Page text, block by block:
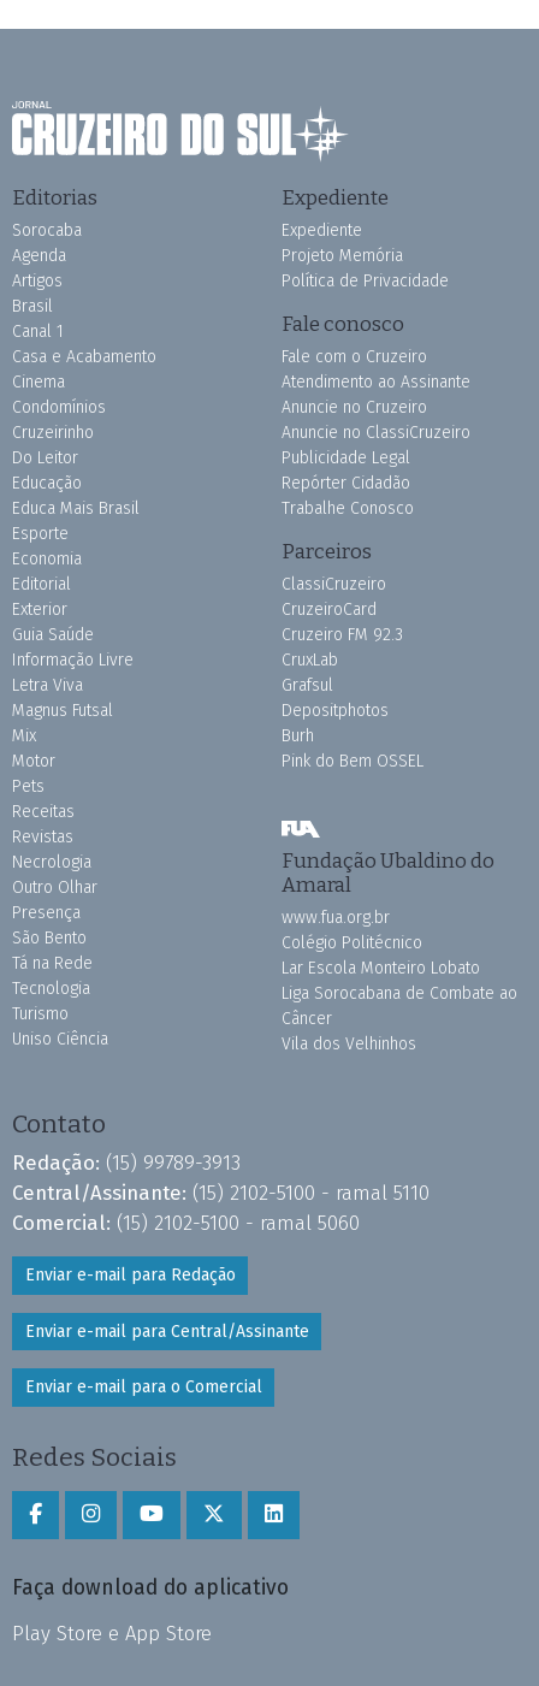
Editorias
Sorocaba
Agenda
Artigos
Brasil
Canal 1
Casa e Acabamento
Cinema
Condomínios
Cruzeirinho
Do Leitor
Educação
Educa Mais Brasil
Esporte
Economia
Editorial
Exterior
Guia Saúde
Informação Livre
Letra Viva
Magnus Futsal
Mix
Motor
Pets
Receitas
Revistas
Necrologia
Outro Olhar
Presença
São Bento
Tá na Rede
Tecnologia
Turismo
Uniso Ciência
Expediente
Expediente
Projeto Memória
Política de Privacidade
Fale conosco
Fale com o Cruzeiro
Atendimento ao Assinante
Anuncie no Cruzeiro
Anuncie no ClassiCruzeiro
Publicidade Legal
Repórter Cidadão
Trabalhe Conosco
Parceiros
ClassiCruzeiro
CruzeiroCard
Cruzeiro FM 92.3
CruxLab
Grafsul
Depositphotos
Burh
Pink do Bem OSSEL
Fundação Ubaldino do
Amaral
www.fua.org.br
Colégio Politécnico
Lar Escola Monteiro Lobato
Liga Sorocabana de Combate ao
Câncer
Vila dos Velhinhos
Contato
Redação: (15) 99789-3913
Central/Assinante: (15) 2102-5100 - ramal 5110
Comercial: (15) 2102-5100 - ramal 5060
Enviar e-mail para Redação
Enviar e-mail para Central/Assinante
Enviar e-mail para o Comercial
Redes Sociais
Faça download do aplicativo
Play Store e App Store